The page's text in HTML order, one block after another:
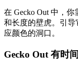
在 Gecko Out 中，
和长度的壁虎。引
应颜色的洞口。
Gecko Out 有时